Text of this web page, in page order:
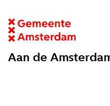
Aan de